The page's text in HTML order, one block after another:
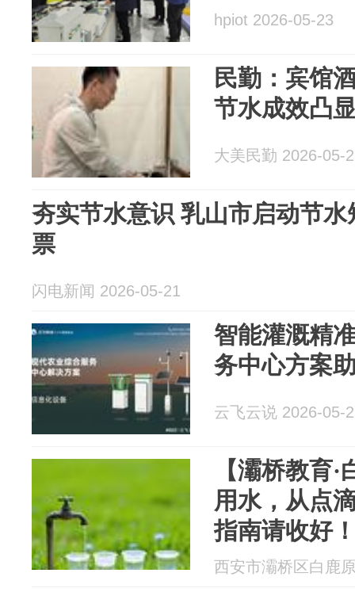
hpiot 2026-05-23
民勤：宾馆
节水成效凸
大美民勤 2026-05-
夯实节水意识 乳山市启动节
票
闪电新闻 2026-05-21
智能灌溉精
务中心方案
云飞云说 2026-05-
【灞桥教育
用水，从点
指南请收好
西安市灞桥区白鹿